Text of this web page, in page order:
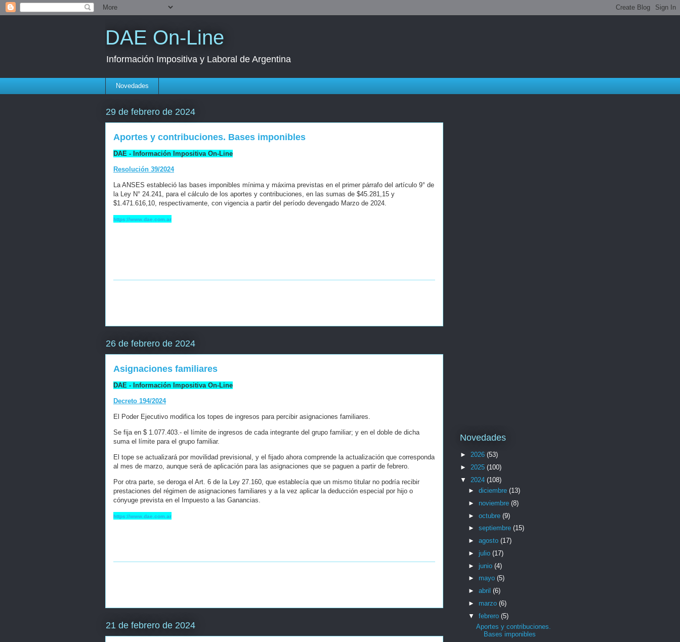
DAE On-Line
Información Impositiva y Laboral de Argentina
Novedades
29 de febrero de 2024
Aportes y contribuciones. Bases imponibles
DAE - Información Impositiva On-Line
Resolución 39/2024
La ANSES estableció las bases imponibles mínima y máxima previstas en el primer párrafo del artículo 9° de
la Ley N° 24.241, para el cálculo de los aportes y contribuciones, en las sumas de $45.281,15 y
$1.471.616,10, respectivamente, con vigencia a partir del período devengado Marzo de 2024.
https://www.dae.com.ar
26 de febrero de 2024
Asignaciones familiares
DAE - Información Impositiva On-Line
Decreto 194/2024
El Poder Ejecutivo modifica los topes de ingresos para percibir asignaciones familiares.
Se fija en $ 1.077.403.- el límite de ingresos de cada integrante del grupo familiar; y en el doble de dicha
suma el límite para el grupo familiar.
El tope se actualizará por movilidad previsional, y el fijado ahora comprende la actualización que corresponda
al mes de marzo, aunque será de aplicación para las asignaciones que se paguen a partir de febrero.
Por otra parte, se deroga el Art. 6 de la Ley 27.160, que establecía que un mismo titular no podría recibir
prestaciones del régimen de asignaciones familiares y a la vez aplicar la deducción especial por hijo o
cónyuge prevista en el Impuesto a las Ganancias.
https://www.dae.com.ar
21 de febrero de 2024
Novedades
► 2026 (53)
► 2025 (100)
▼ 2024 (108)
► diciembre (13)
► noviembre (8)
► octubre (9)
► septiembre (15)
► agosto (17)
► julio (17)
► junio (4)
► mayo (5)
► abril (6)
► marzo (6)
▼ febrero (5)
Aportes y contribuciones.
Bases imponibles